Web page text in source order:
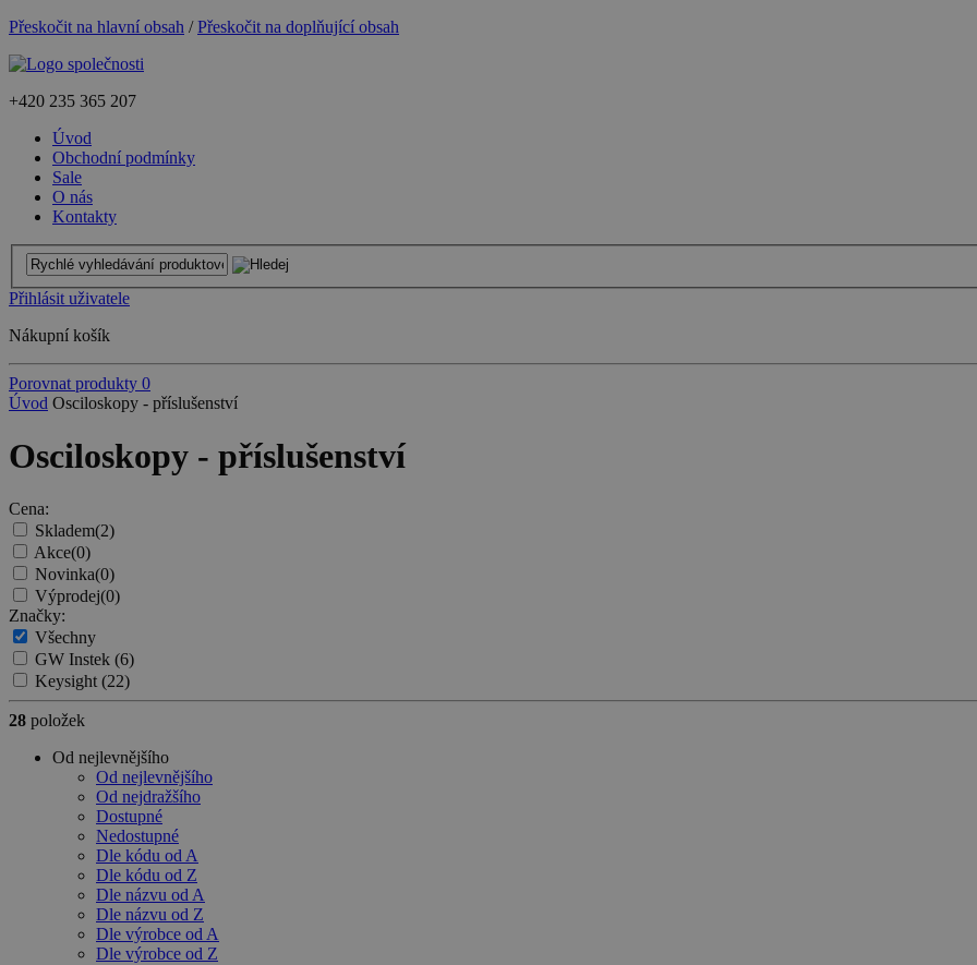
Přeskočit na hlavní obsah /Přeskočit na doplňující obsah
+420 235 365 207
Úvod
Obchodní podmínky
Sale
O nás
Kontakty
Přihlásit uživatele
Nákupní košík
Porovnat produkty 0
Úvod Osciloskopy - příslušenství
Osciloskopy - příslušenství
Cena:
Skladem(2)
Akce(0)
Novinka(0)
Výprodej(0)
Značky:
Všechny
GW Instek (6)
Keysight(22)
28 položek
Od nejlevnějšího
Od nejlevnějšího
Od nejdražšího
Dostupné
Nedostupné
Dle kódu od A
Dle kódu od Z
Dle názvu od A
Dle názvu od Z
Dle výrobce od A
Dle výrobce od Z